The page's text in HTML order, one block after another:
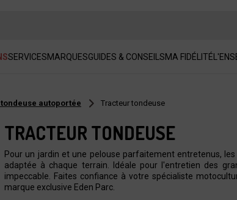
SERVICESMARQUESGUIDES & CONSEILSMA FIDÉLITÉ
autoportée Tracteur tondeuse
TRACTEUR TONDEUSE
Pour un jardin et une pelouse parfaitement entretenus,
adaptée à chaque terrain. Idéale pour l'entretien des
impeccable. Faites confiance à votre spécialiste
marque exclusive Eden Parc.